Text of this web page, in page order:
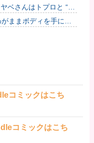
ベさんはトプロと “1”
ままボディを手に入
コミックはこち
コミックはこち